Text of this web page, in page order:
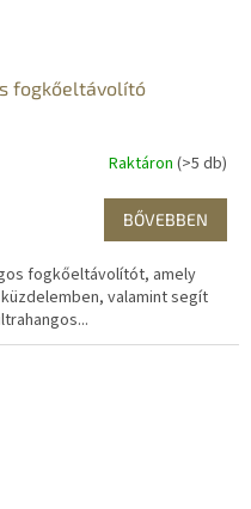
fogkőeltávolító
Raktáron (>5 db)
BŐVEBBEN
fogkőeltávolítót, amely
valamint segít